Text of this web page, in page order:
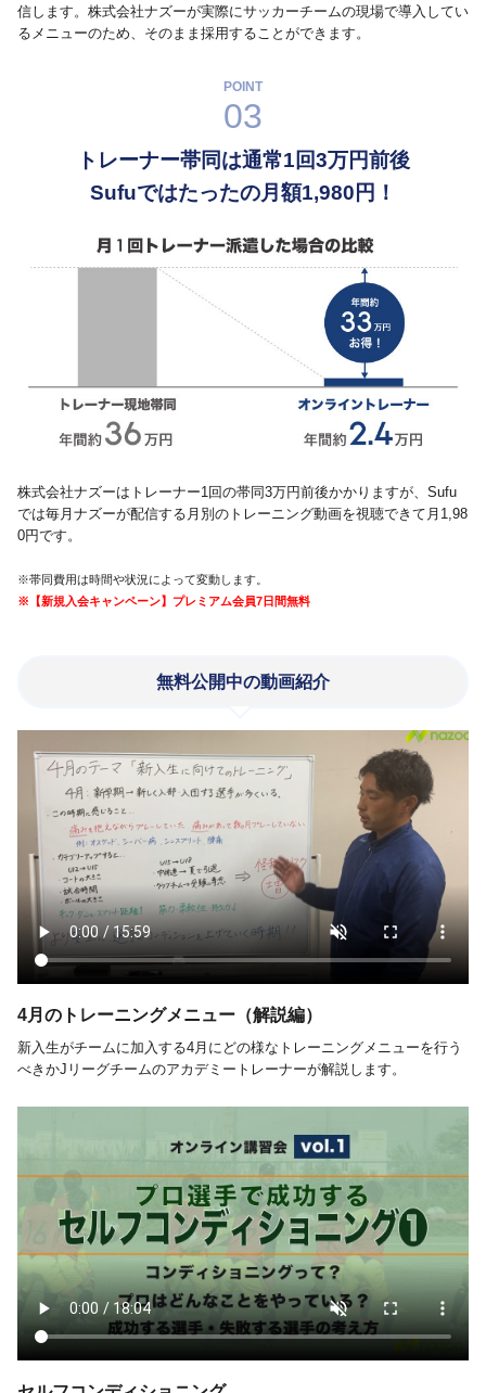
信します。株式会社ナズーが実際にサッカーチームの現場で導入してい
るメニューのため、そのまま採用することができます。
POINT
03
トレーナー帯同は通常1回3万円前後
Sufuではたったの月額1,980円！
株式会社ナズーはトレーナー1回の帯同3万円前後かかりますが、Sufu
では毎月ナズーが配信する月別のトレーニング動画を視聴できて月1,98
0円です。
※帯同費用は時間や状況によって変動します。
※【新規入会キャンペーン】プレミアム会員7日間無料
無料公開中の動画紹介
4月のトレーニングメニュー（解説編）
新入生がチームに加入する4月にどの様なトレーニングメニューを行う
べきかJリーグチームのアカデミートレーナーが解説します。